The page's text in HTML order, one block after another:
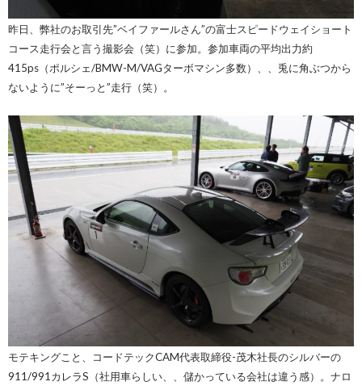
昨日、弊社のお取引先”ベイファールさん”の富士スピードウェイショート
コース走行会と言う撮影会（笑）に参加。参加車両の平均出力約
415ps（ポルシェ/BMW-M/VAGターボマシン多数）、、兎に角ぶつから
ないように”そーっと”走行（笑）。
モテキングこと、コードテックCAM代表取締役-茂木社長のシルバーの
911/991カレラS（社用車らしい、、儲かっている会社は違う感）。ナロ